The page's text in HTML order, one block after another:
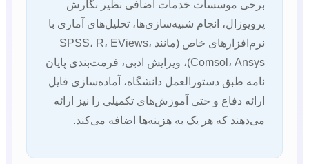
برخی موسسات خدمات اضافی نظیر نگارش
پروپوزال، انجام شبیه‌سازی‌ها، تحلیل‌های آماری با
نرم‌افزارهای خاص (مانند SPSS، R، EViews،
Comsol، Ansys)، ویرایش ادبی، فرمت‌بندی پایان
نامه طبق دستورالعمل دانشگاه، آماده‌سازی فایل
ارائه دفاع و حتی آموزش‌های تکمیلی را نیز ارائه
می‌دهند که هر یک به هزینه‌ها اضافه می‌کند.